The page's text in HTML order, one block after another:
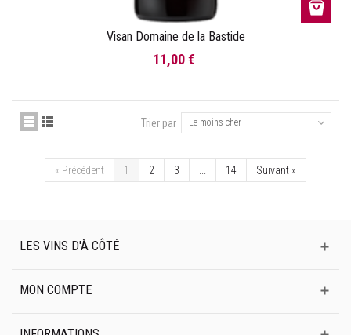
Visan Domaine de la Bastide
11,00 €
Trier par Le moins cher
« Précédent 1 2 3 14 Suivant »
LES VINS D'À CÔTÉ
MON COMPTE